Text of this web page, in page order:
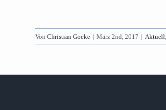
Von Christian Goeke | März 2nd, 2017 | Aktuell,